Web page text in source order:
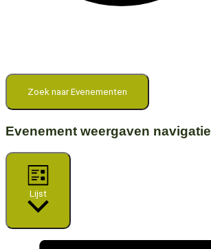
Zoek naar Evenementen
Evenement weergaven navigatie
Lijst